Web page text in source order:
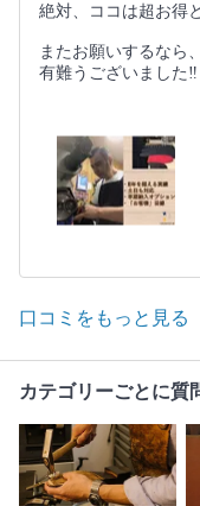
絶対、ココは超お得
またお願いするなら
有難うございました‼️
口コミをもっと見る
カテゴリーごとに質